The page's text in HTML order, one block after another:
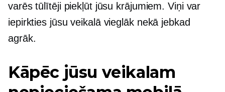
varēs tūlītēji piekļūt jūsu krājumiem. Viņi var
iepirkties jūsu veikalā vieglāk nekā jebkad
agrāk.
Kāpēc jūsu veikalam